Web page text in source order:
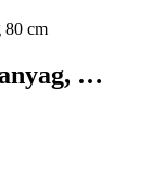
80 cm
…